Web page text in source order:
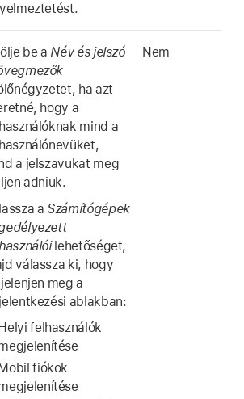
be a Név és jelszó
ha azt
hogy a
mind a
a jelszavukat meg
adniuk.
a Számítógépek
lehetőséget,
válassza ki, hogy
meg a
ablakban:
felhasználók
fiókok
Nem